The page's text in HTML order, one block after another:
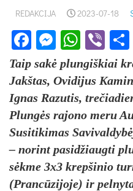
REDAKCIJA 2023-07-18
Facebook
Taip sakė plungiškiai
Jakštas, Ovidijus
Ignas Razutis,
Plungės rajono meru
Susitikimas
– norint pasidžiaugti
sėkme 3x3 krepšinio
(Prancūzijoje) ir